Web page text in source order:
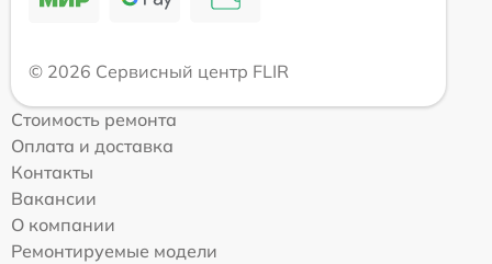
© 2026 Сервисный центр FLIR
Стоимость ремонта
Оплата и доставка
Контакты
Вакансии
О компании
Ремонтируемые модели